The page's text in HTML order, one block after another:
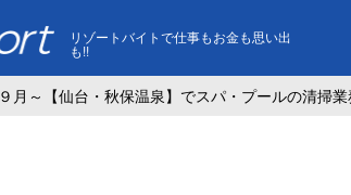
リゾートバイトで仕事もお金も思い出
も!!
９月～【仙台・秋保温泉】でスパ・プールの清掃